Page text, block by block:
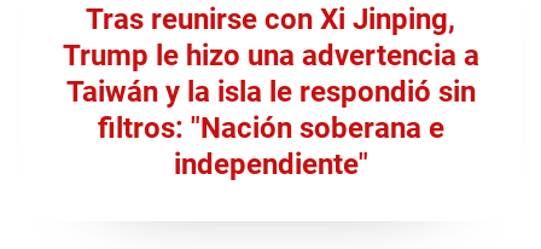
Tras reunirse con Xi Jinping,
Trump le hizo una advertencia a
Taiwán y la isla le respondió sin
filtros: "Nación soberana e
independiente"